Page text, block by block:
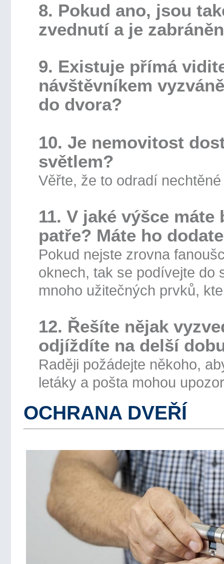
8. Pokud ano, jsou
zvednutí a je
9. Existuje přímá
návštěvníkem
do dvora?
10. Je nemovitost
světlem?
Věřte, že to odradí
11. V jaké výšce
patře? Máte ho
Pokud nejste zrovna
oknech, tak se podívejte do
mnoho užitečných prvků,
12. Řešíte nějak
odjíždíte na delší
Raději požádejte někoho,
letáky a pošta mohou
OCHRANA DVEŘÍ